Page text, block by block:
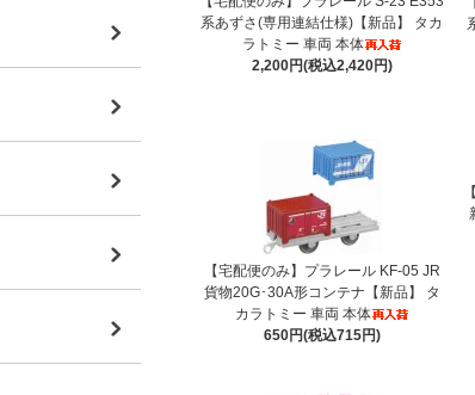
系あずさ(専用連結仕様)【新品】 タカ
ラトミー 車両 本体
2,200円(税込2,420円)
【宅配便のみ】プラレール KF-05 JR
貨物20G･30A形コンテナ【新品】 タ
カラトミー 車両 本体
650円(税込715円)